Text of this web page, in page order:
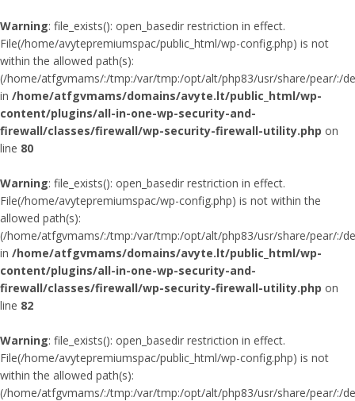
Warning: file_exists(): open_basedir restriction in effect.
File(/home/avytepremiumspac/public_html/wp-config.php) is not
within the allowed path(s):
(/home/atfgvmams/:/tmp:/var/tmp:/opt/alt/php83/usr/share/pear/:/
in /home/atfgvmams/domains/avyte.lt/public_html/wp-
content/plugins/all-in-one-wp-security-and-
firewall/classes/firewall/wp-security-firewall-utility.php on
line 80
Warning: file_exists(): open_basedir restriction in effect.
File(/home/avytepremiumspac/wp-config.php) is not within the
allowed path(s):
(/home/atfgvmams/:/tmp:/var/tmp:/opt/alt/php83/usr/share/pear/:/
in /home/atfgvmams/domains/avyte.lt/public_html/wp-
content/plugins/all-in-one-wp-security-and-
firewall/classes/firewall/wp-security-firewall-utility.php on
line 82
Warning: file_exists(): open_basedir restriction in effect.
File(/home/avytepremiumspac/public_html/wp-config.php) is not
within the allowed path(s):
(/home/atfgvmams/:/tmp:/var/tmp:/opt/alt/php83/usr/share/pear/:/